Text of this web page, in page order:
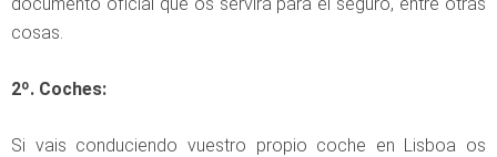
cosas.
2º. Coches:
Si vais conduciendo vuestro propio coche en Lisboa os